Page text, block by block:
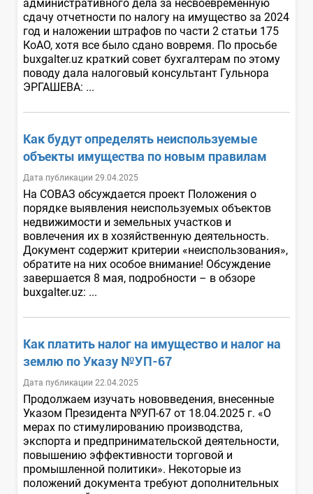
административного дела за несвоевременную
сдачу отчетности по налогу на имущество за 2024
год и наложении штрафов по части 2 статьи 175
КоАО, хотя все было сдано вовремя. По просьбе
buxgalter.uz краткий совет бухгалтерам по этому
поводу дала налоговый консультант Гульнора
ЭРГАШЕВА: ...
Как будут определять неиспользуемые
объекты имущества по новым правилам
Дата публикации 29.04.2025
На СОВАЗ обсуждается проект Положения о
порядке выявления неиспользуемых объектов
недвижимости и земельных участков и
вовлечения их в хозяйственную деятельность.
Документ содержит критерии «неиспользования»,
обратите на них особое внимание! Обсуждение
завершается 8 мая, подробности – в обзоре
buxgalter.uz: ...
Как платить налог на имущество и налог на
землю по Указу №УП-67
Дата публикации 22.04.2025
Продолжаем изучать нововведения, внесенные
Указом Президента №УП-67 от 18.04.2025 г. «О
мерах по стимулированию производства,
экспорта и предпринимательской деятельности,
повышению эффективности торговой и
промышленной политики». Некоторые из
положений документа требуют дополнительных